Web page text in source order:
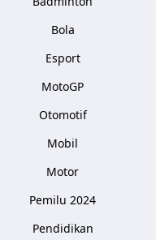
Bola
Esport
MotoGP
Otomotif
Mobil
Motor
Pemilu 2024
Pendidikan